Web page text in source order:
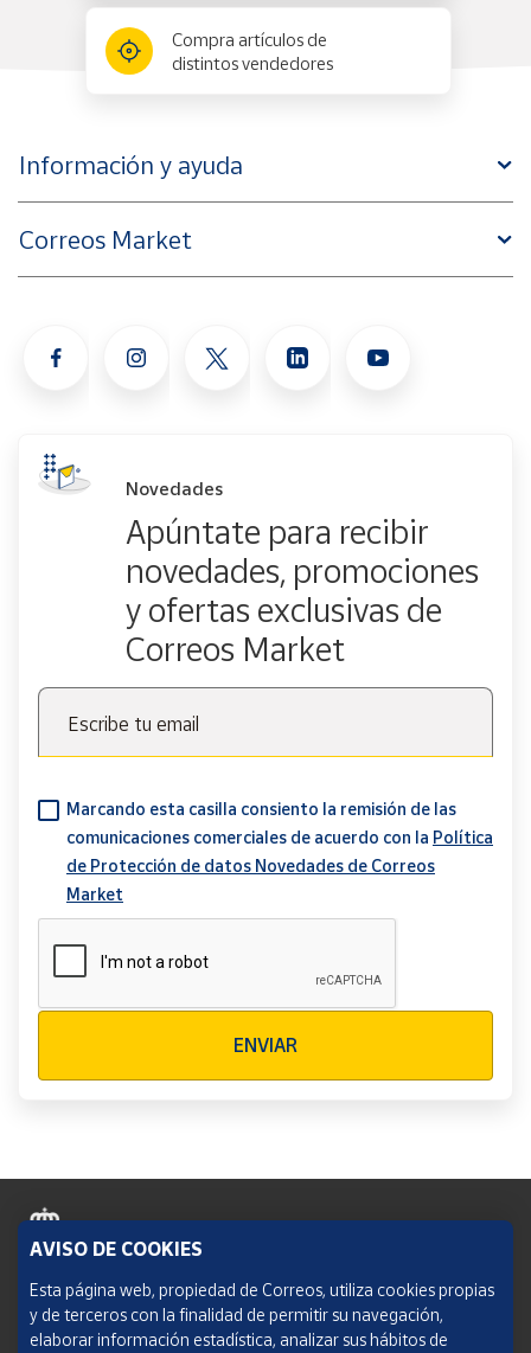
Compra artículos de
distintos vendedores
Información y ayuda
Correos Market
Novedades
Apúntate para recibir
novedades, promociones
y ofertas exclusivas de
Correos Market
Escribe tu email
Marcando esta casilla consiento la remisión de las
comunicaciones comerciales de acuerdo con la Política
de Protección de datos Novedades de Correos
Market
ENVIAR
Política de cookies
Aviso legal
AVISO DE COOKIES
Esta página web, propiedad de Correos, utiliza cookies propias
y de terceros con la finalidad de permitir su navegación,
elaborar información estadística, analizar sus hábitos de